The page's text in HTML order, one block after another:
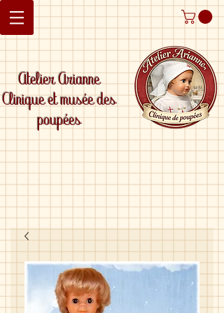
Atelier Arianne
Clinique et musée des
poupées